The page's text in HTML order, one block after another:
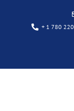
+ 1 780